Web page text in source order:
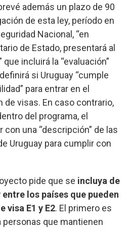
además un plazo de 90
de esta ley, período en
Nacional, “en
de Estado, presentará al
incluirá la “evaluación”
si Uruguay “cumple
para entrar en el
de visas. En caso contrario,
del programa, el
una “descripción” de las
Uruguay para cumplir con
pide que se incluya de
los países que pueden
visa E1 y E2. El primero es
que mantienen